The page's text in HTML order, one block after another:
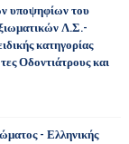
υποψηφίων του
Λ.Σ.-
κατηγορίας
Οδοντιάτρους και
- Ελληνικής